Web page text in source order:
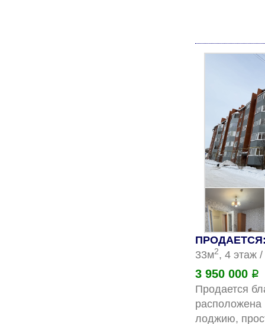
ПРОДАЕТСЯ:
33м2, 4 этаж
3 950 000 Р
Продается
расположена
лоджию,